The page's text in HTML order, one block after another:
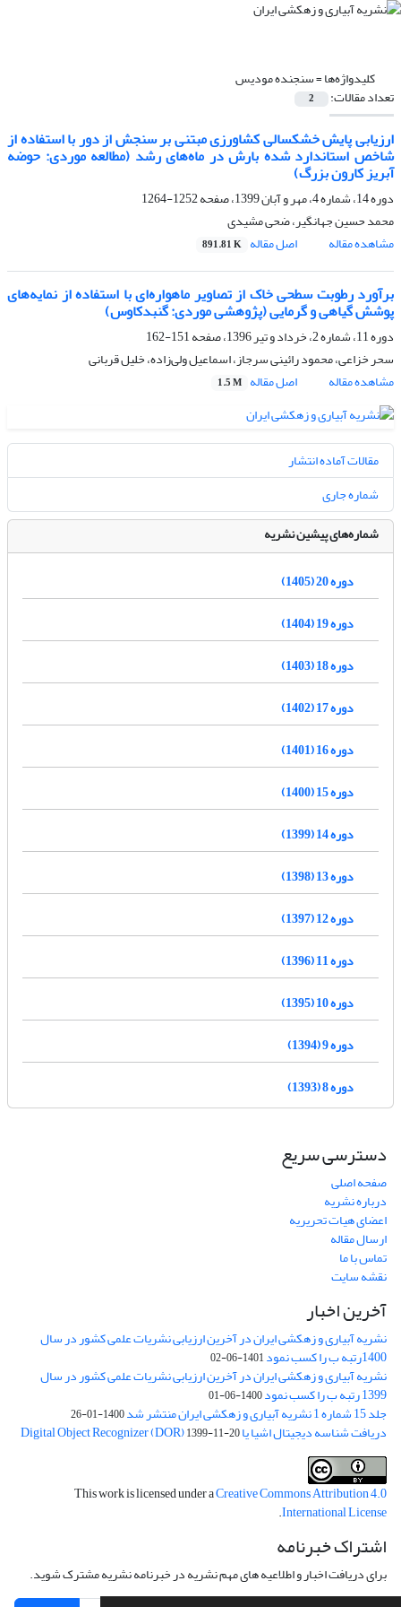
کلیدواژه‌ها =سنجنده مودیس
تعداد مقالات: 2
ارزیابی پایش خشکسالی کشاورزی مبتنی بر سنجش از دور با استفاده از
شاخص استاندارد شده بارش در ماه‌های رشد (مطالعه موردی: حوضه
آبریز کارون بزرگ)
دوره 14، شماره 4، مهر و آبان 1399، صفحه
1252-1264
محمد حسین جهانگیر، ضحی مشیدی
مشاهده مقاله
اصل مقاله 891.81 K
برآورد رطوبت سطحی خاک از تصاویر ماهواره‌ای با استفاده از نمایه‌های
پوشش گیاهی و گرمایی (پژوهشی موردی: گنبدکاوس)
دوره 11، شماره 2، خرداد و تیر 1396، صفحه
151-162
سحر خزاعی، محمود رائینی سرجاز، اسماعیل ولی‌زاده، خلیل قربانی
مشاهده مقاله
اصل مقاله 1.5 M
مقالات آماده انتشار
شماره جاری
شماره‌های پیشین نشریه
دوره 20 (1405)
دوره 19 (1404)
دوره 18 (1403)
دوره 17 (1402)
دوره 16 (1401)
دوره 15 (1400)
دوره 14 (1399)
دوره 13 (1398)
دوره 12 (1397)
دوره 11 (1396)
دوره 10 (1395)
دوره 9 (1394)
دوره 8 (1393)
دسترسی سریع
صفحه اصلی
درباره نشریه
اعضای هیات تحریریه
ارسال مقاله
تماس با ما
نقشه سایت
آخرین اخبار
نشریه آبیاری و زهکشی ایران در آخرین ارزیابی نشریات علمی کشور در سال
1400رتبه ب را کسب نمود 1401-06-02
نشریه آبیاری و زهکشی ایران در آخرین ارزیابی نشریات علمی کشور در سال
1399 رتبه ب را کسب نمود 1400-06-01
جلد 15 شماره 1 نشریه آبیاری و زهکشی ایران منتشر شد 1400-01-26
دریافت شناسه دیجیتال اشیا یا Digital Object Recognizer (DOR)1399-11-20
This work is licensed under aCreative Commons Attribution 4.0
International License
.
اشتراک خبرنامه
برای دریافت اخبار و اطلاعیه های مهم نشریه در خبرنامه نشریه مشترک شوید.